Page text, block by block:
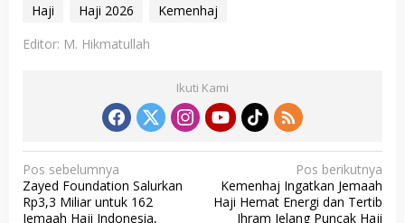
Haji Haji 2026
Kemenhaj
Editor: M. Hikmatullah
Ikuti Kami
N
a
Pos sebelumnya
Zayed Foundation Salurkan
Rp3,3 Miliar untuk 162
Jemaah Haji Indonesia,
Pos berikutnya
Kemenhaj Ingatkan Jemaah
Haji Hemat Energi dan Tertib
Ihram Jelang Puncak Haji